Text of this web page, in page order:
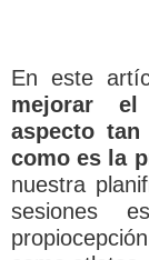
En este
mejorar el
aspecto
como es la
nuestra
sesiones